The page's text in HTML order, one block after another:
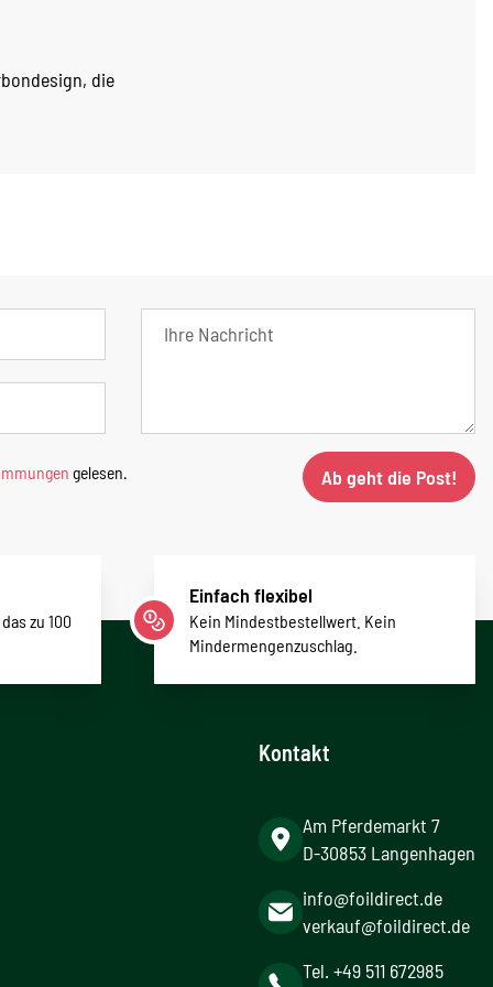
die
gelesen. Ab geht die Post!
zu 100
Einfach flexibel
Kein Mindestbestellwert. Kein
Mindermengenzuschlag.
Kontakt
Am Pferdemarkt 7
D-30853 Langenhagen
info@foildirect.de
verkauf@foildirect.de
Tel. +49 511 672985